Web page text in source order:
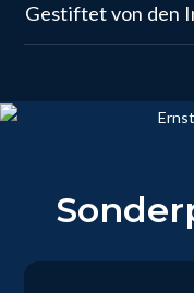
Gestiftet von den